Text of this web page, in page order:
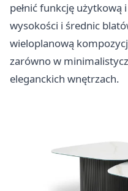
pełnić funkcję użytkową
wysokości i średnic
wieloplanową
zarówno w
eleganckich wnętrzach.